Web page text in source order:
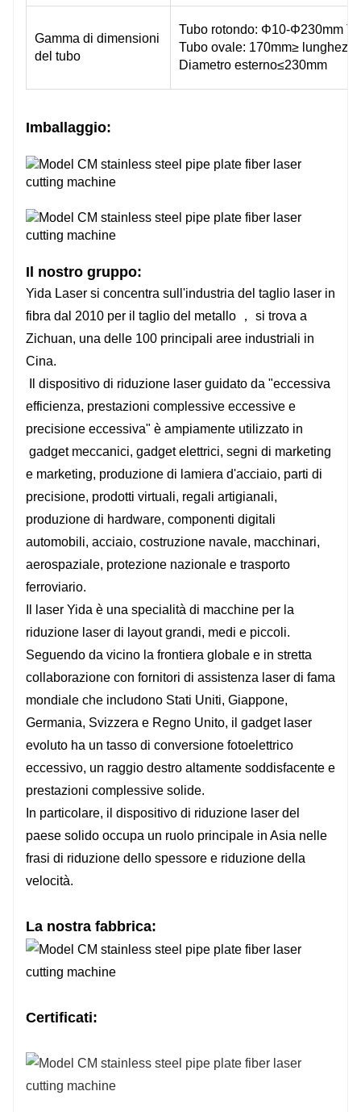
Gamma di dimensioni
del tubo
Tubo rotondo: Φ10-Φ230mm
Tubo ovale: 170mm≥
Diametro esterno≤230mm
Imballaggio:
Il nostro gruppo:
Yida Laser si concentra sull'industria del taglio laser in
fibra dal 2010 per il taglio del metallo ， si trova a
Zichuan, una delle 100 principali aree industriali in
Cina.
Il dispositivo di riduzione laser guidato da "eccessiva
efficienza, prestazioni complessive eccessive e
precisione eccessiva" è ampiamente utilizzato in
gadget meccanici, gadget elettrici, segni di marketing
e marketing, produzione di lamiera d'acciaio, parti di
precisione, prodotti virtuali, regali artigianali,
produzione di hardware, componenti digitali
automobili, acciaio, costruzione navale, macchinari,
aerospaziale, protezione nazionale e trasporto
ferroviario.
Il laser Yida è una specialità di macchine per la
riduzione laser di layout grandi, medi e piccoli.
Seguendo da vicino la frontiera globale e in stretta
collaborazione con fornitori di assistenza laser di fama
mondiale che includono Stati Uniti, Giappone,
Germania, Svizzera e Regno Unito, il gadget laser
evoluto ha un tasso di conversione fotoelettrico
eccessivo, un raggio destro altamente soddisfacente e
prestazioni complessive solide.
In particolare, il dispositivo di riduzione laser del
paese solido occupa un ruolo principale in Asia nelle
frasi di riduzione dello spessore e riduzione della
velocità.
La nostra fabbrica:
Certificati: